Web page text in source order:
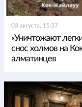
03 августа, 15:37
«Уничтожают
снос холмов на
алматинцев